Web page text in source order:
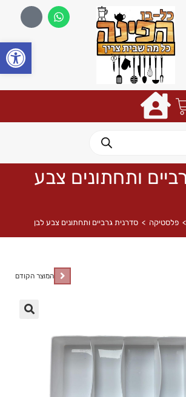
ותחתונים צבע
> פלסטיקה > סדרנית גרביים ותחתונים צבע לבן
המוצר הקודם